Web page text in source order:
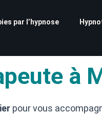
par l’hypnose
à
pour vous